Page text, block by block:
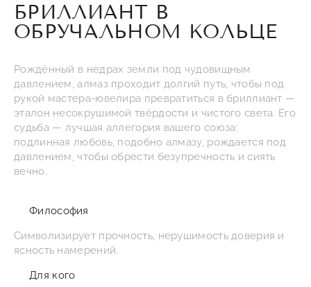
БРИЛЛИАНТ В
ОБРУЧАЛЬНОМ КОЛЬЦЕ
Рождённый в недрах земли под чудовищным
давлением, алмаз проходит долгий путь, чтобы под
рукой мастера-ювелира превратиться в бриллиант —
эталон несокрушимой твёрдости и чистого света. Его
судьба — лучшая аллегория вашего союза:
подлинная любовь, подобно алмазу, рождается под
давлением, чтобы обрести безупречность и сиять
вечно.
Философия
Символизирует прочность, нерушимость доверия и
ясность намерений.
Для кого